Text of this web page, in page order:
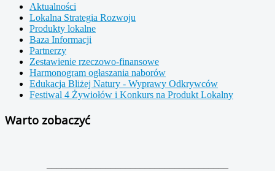
Aktualności
Lokalna Strategia Rozwoju
Produkty lokalne
Baza Informacji
Partnerzy
Zestawienie rzeczowo-finansowe
Harmonogram ogłaszania naborów
Edukacja Bliżej Natury - Wyprawy Odkrywców
Festiwal 4 Żywiołów i Konkurs na Produkt Lokalny
Warto zobaczyć